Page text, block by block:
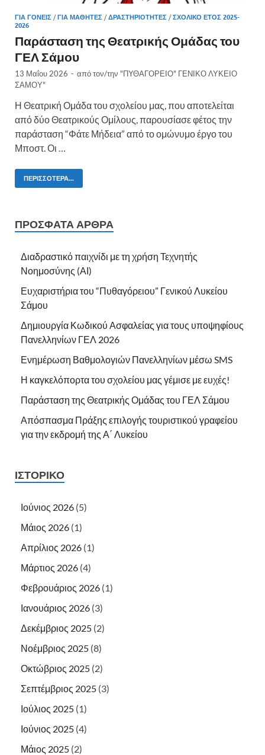
ΓΙΑ ΓΟΝΕΊΣ /ΓΙΑ ΜΑΘΗΤΈΣ /ΔΡΑΣΤΗΡΙΌΤΗΤΕΣ /ΣΧΟΛΙΚΌ ΈΤΟΣ 2025-
2026
Παράσταση της Θεατρικής Ομάδας του
ΓΕΛ Σάμου
13 Μαΐου 2026 - από τον/την "ΠΥΘΑΓΟΡΕΙΟ" ΓΕΝΙΚΟ ΛΥΚΕΙΟ
ΣΑΜΟΥ"
Η Θεατρική Ομάδα του σχολείου μας, που αποτελείται
από δύο Θεατρικούς Ομίλους, παρουσίασε φέτος την
παράσταση “Φάτε Μήδεια” από το ομώνυμο έργο του
Μποστ. Οι …
ΠΕΡΙΣΣΌΤΕΡΑ...
ΠΡΌΣΦΑΤΑ ΆΡΘΡΑ
Διαδραστικό παιχνίδι με τη χρήση Τεχνητής
Νοημοσύνης (ΑΙ)
Ευχαριστήρια του “Πυθαγόρειου” Γενικού Λυκείου
Σάμου
Δημιουργία Κωδικού Ασφαλείας για τους υποψηφίους
Πανελληνίων ΓΕΛ 2026
Ενημέρωση Βαθμολογιών Πανελληνίων μέσω SMS
Η καγκελόπορτα του σχολείου μας γέμισε με ευχές!
Παράσταση της Θεατρικής Ομάδας του ΓΕΛ Σάμου
Απόσπασμα Πράξης επιλογής τουριστικού γραφείου
για την εκδρομή της Α΄ Λυκείου
ΙΣΤΟΡΙΚΌ
Ιούνιος 2026 (5)
Μάιος 2026 (1)
Απρίλιος 2026 (1)
Μάρτιος 2026 (4)
Φεβρουάριος 2026 (1)
Ιανουάριος 2026 (3)
Δεκέμβριος 2025 (2)
Νοέμβριος 2025 (8)
Οκτώβριος 2025 (2)
Σεπτέμβριος 2025 (3)
Ιούλιος 2025 (1)
Ιούνιος 2025 (4)
Μάιος 2025 (2)